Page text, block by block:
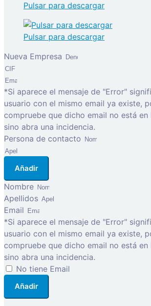
Pulsar para descargar
Pulsar para descargar
Nueva Empresa
*Si aparece el mensaje de "Error"
usuario con el mismo email ya existe,
compruebe que dicho email no está
sino abra una incidencia.
Persona de contacto
Añadir
Nombre
Apellidos
Email
*Si aparece el mensaje de "Error"
usuario con el mismo email ya existe,
compruebe que dicho email no está
sino abra una incidencia.
No tiene Email
Añadir